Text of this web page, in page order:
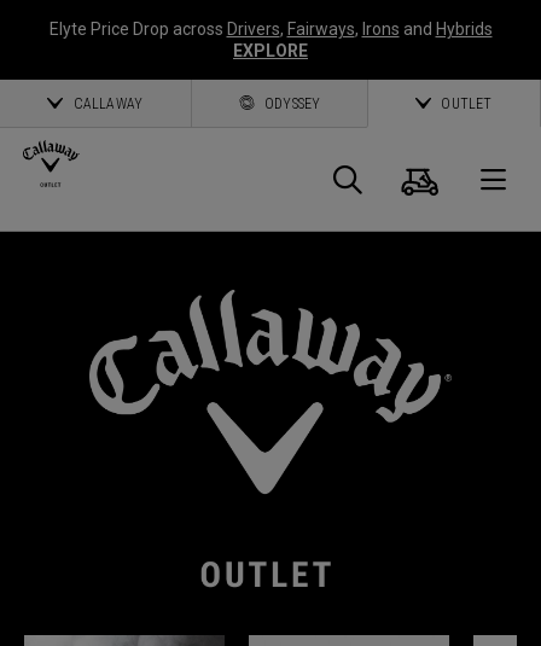
Elyte Price Drop across Drivers, Fairways, Irons and Hybrids
EXPLORE
CALLAWAY ODYSSEY OUTLET
Panier